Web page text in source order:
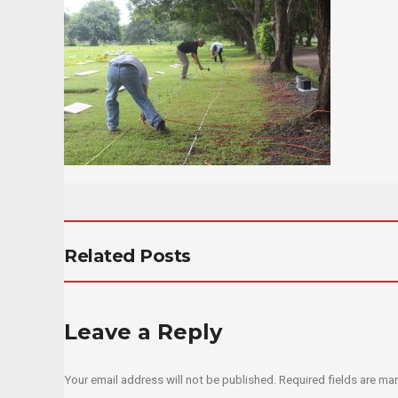
Related Posts
Leave a Reply
Your email address will not be published. Required fields are